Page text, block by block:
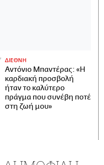
ΔΙΕΘΝΗ
Αντόνιο Μπαντέρας: «Η
καρδιακή προσβολή
ήταν το καλύτερο
πράγμα που συνέβη ποτέ
στη ζωή μου»